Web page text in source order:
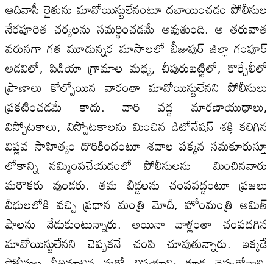
ఆదివాసీ రైతును మావోయిస్టులేనంటూ దబాయించడం పోలీసుల
నేరపూరిత చర్యలను సమర్థించడమే అవుతుంది. ఆ తరువాత
వరుసగా గత మూడున్నర మాసాలలో బీజుపుర్ జిల్లా గంపూర్
అడవిలో, పిడియా గ్రామాల మధ్య, చీపురుబట్టిలో, కొర్చేలీలో
ప్రాణాలు కోల్పోయిన వారంతా మావోయిస్టులేనని పోలీసులు
ప్రకటించడమే కాదు. వారి వద్ద మారణాయుధాలు,
విస్పోటకాలు, విస్పోటకాలను మించిన డిటోనేషన్ శక్తి కలిగిన
విప్లవ సాహిత్యం దొరికిందంటూ శవాల పక్కన సమకూరుస్తూ
లోకాన్ని నమ్మింపచేయడంలో పోలీసులను మించినవారు
మరొకరు వుండరు. తమ బిడ్డలను చంపవద్దంటూ ప్రజలు
వీధులలోకి వచ్చి ప్రధాన మంత్రి మోదీ, హోంమంత్రి అమిత్
షాలను వేడుకుంటున్నారు. అయినా వాళ్లంతా చంపదగిన
మావోయిస్టులేనని చెప్పకనే చంపి చూపుతున్నారు. ఇక్కడే